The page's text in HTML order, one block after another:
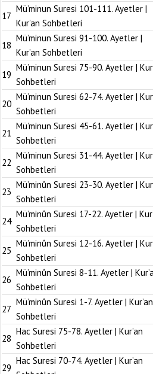
17
Mü’minun Suresi 101-111. Ayetler |
Kur’an Sohbetleri
18
Mü’minun Suresi 91-100. Ayetler |
Kur’an Sohbetleri
19
Mü’minun Suresi 75-90. Ayetler |
Sohbetleri
20
Mü’minun Suresi 62-74. Ayetler |
Sohbetleri
21
Mü’minun Suresi 45-61. Ayetler |
Sohbetleri
22
Mü’minun Suresi 31-44. Ayetler |
Sohbetleri
23
Mü’minûn Suresi 23-30. Ayetler |
Sohbetleri
24
Mü’minûn Suresi 17-22. Ayetler |
Sohbetleri
25
Mü’minûn Suresi 12-16. Ayetler |
Sohbetleri
26
Mü’minûn Suresi 8-11. Ayetler |
Sohbetleri
27
Mü’minûn Suresi 1-7. Ayetler | Kur’an
Sohbetleri
28
Hac Suresi 75-78. Ayetler | Kur’an
Sohbetleri
29
Hac Suresi 70-74. Ayetler | Kur’an